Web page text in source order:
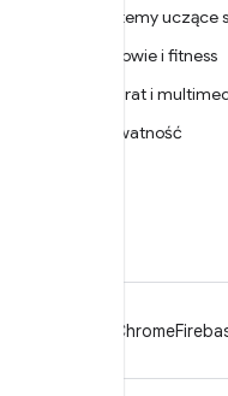
Systemy uczące
Zdrowie i fitness
Aparat i
Prywatność
Chrome